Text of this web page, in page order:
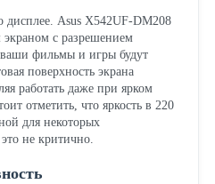
дисплее. Asus X542UF-DM208
с разрешением
ваши фильмы и игры будут
поверхность экрана
работать даже при ярком
отметить, что яркость в 220
для некоторых
не критично.